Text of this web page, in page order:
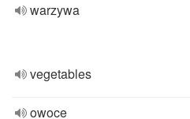
warzywa
vegetables
owoce